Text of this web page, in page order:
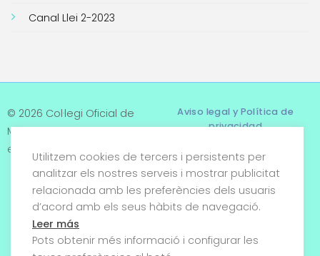
Canal Llei 2-2023
© 2026 Col·legi Oficial de
Metges de Tarragona. Tots
els drets reservats
Aviso legal y Política de
privacidad
Términos y condiciones
Política de cookies
Utilitzem cookies de tercers i persistents per
analitzar els nostres serveis i mostrar publicitat
relacionada amb les preferències dels usuaris
d’acord amb els seus hàbits de navegació.
Leer más
Pots obtenir més informació i configurar les